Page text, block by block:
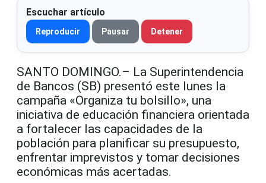
Escuchar artículo
Reproducir Pausar Detener
SANTO DOMINGO.– La Superintendencia
de Bancos (SB) presentó este lunes la
campaña «Organiza tu bolsillo», una
iniciativa de educación financiera orientada
a fortalecer las capacidades de la
población para planificar su presupuesto,
enfrentar imprevistos y tomar decisiones
económicas más acertadas.